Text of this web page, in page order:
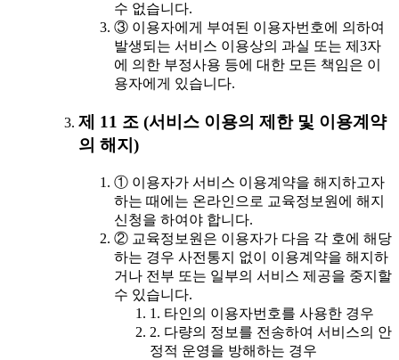
수 없습니다.
③ 이용자에게 부여된 이용자번호에 의하여
발생되는 서비스 이용상의 과실 또는 제3자
에 의한 부정사용 등에 대한 모든 책임은 이
용자에게 있습니다.
제 11 조 (서비스 이용의 제한 및 이용계약
의 해지)
① 이용자가 서비스 이용계약을 해지하고자
하는 때에는 온라인으로 교육정보원에 해지
신청을 하여야 합니다.
② 교육정보원은 이용자가 다음 각 호에 해당
하는 경우 사전통지 없이 이용계약을 해지하
거나 전부 또는 일부의 서비스 제공을 중지할
수 있습니다.
1. 타인의 이용자번호를 사용한 경우
2. 다량의 정보를 전송하여 서비스의 안
정적 운영을 방해하는 경우